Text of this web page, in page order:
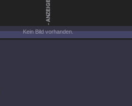
Kein Bild vorhanden.